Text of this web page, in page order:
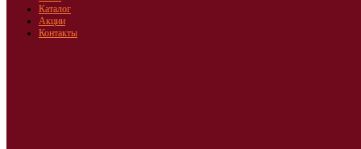
Каталог
Акции
Контакты